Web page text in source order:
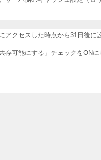
クセスした時点から31日後に
可能にする」チェックをONに